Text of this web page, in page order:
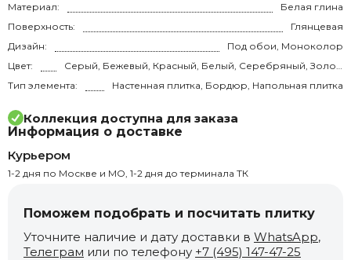
Материал:
Белая глина
Поверхность:
Глянцевая
Дизайн:
Под обои, Моноколор
Цвет:
Серый, Бежевый, Красный, Белый, Серебряный, Золотой, Синий, Зелёный, Голубой
Тип элемента:
Настенная плитка, Бордюр, Напольная плитка
Коллекция доступна для заказа
Информация о доставке
Курьером
1-2 дня по Москве и МО, 1-2 дня до терминала ТК
Поможем подобрать и посчитать плитку
Уточните наличие и дату доставки в WhatsApp,
Телеграм или по телефону +7 (495) 147-47-25